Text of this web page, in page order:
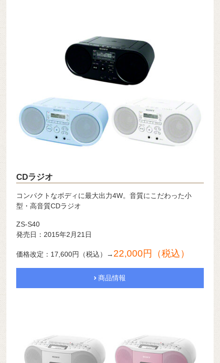
CDラジオ
コンパクトなボディに最大出力4W。音質にこだわった小
型・高音質CDラジオ
ZS-S40
発売日：2015年2月21日
価格改定：17,600円（税込）→ 22,000円（税込）
商品情報